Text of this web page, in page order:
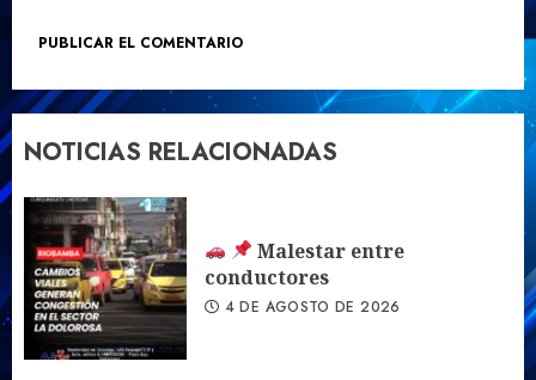
NOTICIAS RELACIONADAS
Malestar entre
conductores
4 DE AGOSTO DE 2026